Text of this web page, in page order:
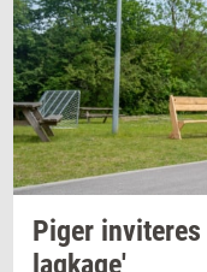
Piger in­vi­te­res
lag­ka­ge'